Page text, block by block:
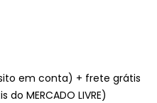
em conta) + frete grátis
MERCADO LIVRE)